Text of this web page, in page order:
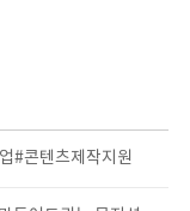
#콘텐츠제작지원